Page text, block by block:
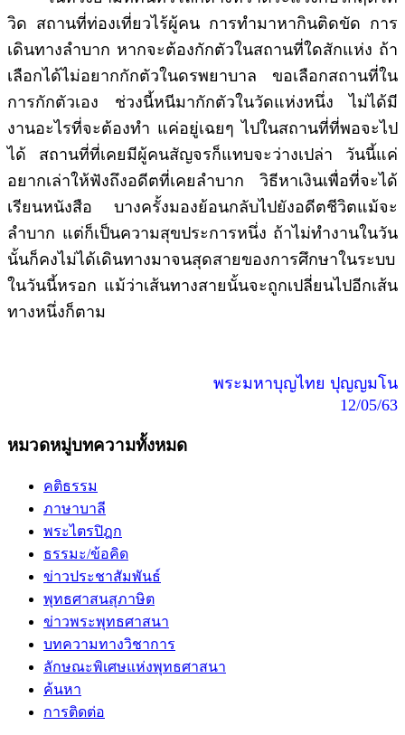
วิด สถานที่ท่องเที่ยวไร้ผู้คน การทำมาหากินติดขัด การ
เดินทางลำบาก หากจะต้องกักตัวในสถานที่ใดสักแห่ง ถ้า
เลือกได้ไม่อยากกักตัวในดรพยาบาล ขอเลือกสถานที่ใน
การกักตัวเอง ช่วงนี้หนีมากักตัวในวัดแห่งหนึ่ง ไม่ได้มี
งานอะไรที่จะต้องทำ แค่อยู่เฉยๆ ไปในสถานที่ที่พอจะไป
ได้ สถานที่ที่เคยมีผู้คนสัญจรก็แทบจะว่างเปล่า วันนี้แค่
อยากเล่าให้ฟังถึงอดีตที่เคยลำบาก วิธีหาเงินเพื่อที่จะได้
เรียนหนังสือ บางครั้งมองย้อนกลับไปยังอดีตชีวิตแม้จะ
ลำบาก แต่ก็เป็นความสุขประการหนึ่ง ถ้าไม่ทำงานในวัน
นั้นก็คงไม่ได้เดินทางมาจนสุดสายของการศึกษาในระบบ
ในวันนี้หรอก แม้ว่าเส้นทางสายนั้นจะถูกเปลี่ยนไปอีกเส้น
ทางหนึ่งก็ตาม
พระมหาบุญไทย ปุญญมโน
12/05/63
หมวดหมู่บทความทั้งหมด
คติธรรม
ภาษาบาลี
พระไตรปิฎก
ธรรมะ/ข้อคิด
ข่าวประชาสัมพันธ์
พุทธศาสนสุภาษิต
ข่าวพระพุทธศาสนา
บทความทางวิชาการ
ลักษณะพิเศษแห่งพุทธศาสนา
ค้นหา
การติดต่อ